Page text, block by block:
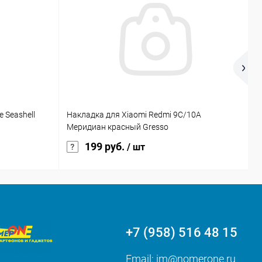
Накладка для Xiaomi Redmi 9C/10A
Меридиан красный Gresso
199 руб. / шт
+7 (958) 516 48 15
Email: im@nomerone.ru